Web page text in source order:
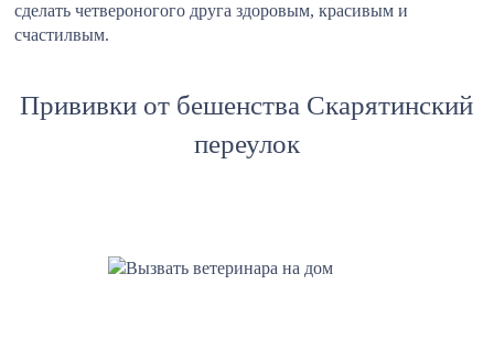
сделать четвероногого друга здоровым, красивым и
счастилвым.
Прививки от бешенства Скарятинский
переулок